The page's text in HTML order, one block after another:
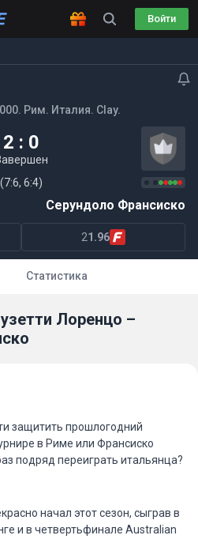
Войти
Рим. Италия. Clay.
2 : 0
(7:6, 6:4)
Серундоло Франсиско
21.96
Статистика
Лоренцо –
защитить прошлогодний
в Риме или Франсиско
подряд переиграть итальянца?
начал этот сезон, сыграв в
и в четвертьфинале Australian